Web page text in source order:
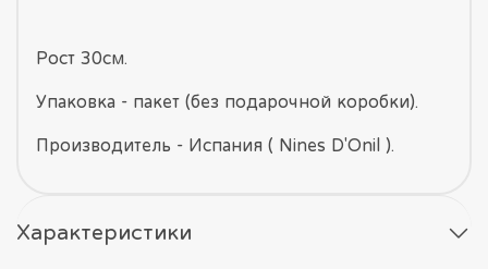
Рост 30см.
Упаковка - пакет (без подарочной коробки).
Производитель - Испания ( Nines D'Onil ).
Характеристики